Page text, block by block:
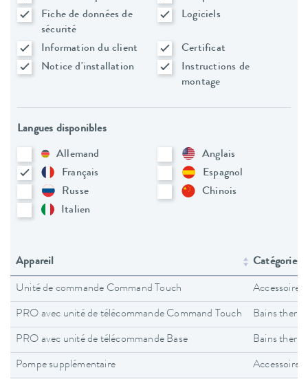
Fiche de données de
sécurité
Logiciels
Information du client
Certificat
Notice d'installation
Instructions de
montage
Langues disponibles
Allemand
Anglais
Français
Espagnol
Russe
Chinois
Italien
Appareil Catégories
Unité de commande Command Touch Accessoires
PRO avec unité de télécommande Command Touch Bains
PRO avec unité de télécommande Base Bains
Pompe supplémentaire Accessoires